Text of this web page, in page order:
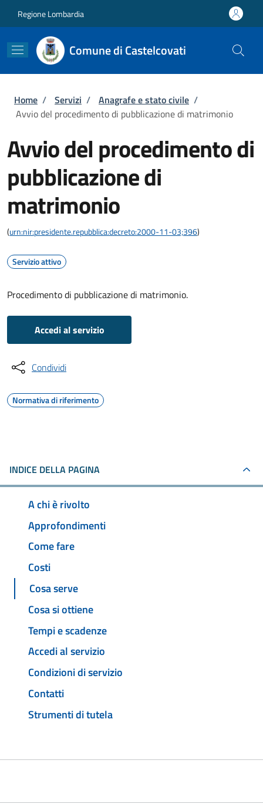
Regione Lombardia
Comune di Castelcovati
Briciole di pane
Home / Servizi / Anagrafe e stato civile /
Avvio del procedimento di pubblicazione di matrimonio
Avvio del procedimento di
pubblicazione di
matrimonio
(urn:nir:presidente.repubblica:decreto:2000-11-03;396)
Servizio attivo
Procedimento di pubblicazione di matrimonio.
Accedi al servizio
Condividi
Normativa di riferimento
INDICE DELLA PAGINA
A chi è rivolto
Approfondimenti
Come fare
Costi
Cosa serve
Cosa si ottiene
Tempi e scadenze
Accedi al servizio
Condizioni di servizio
Contatti
Strumenti di tutela